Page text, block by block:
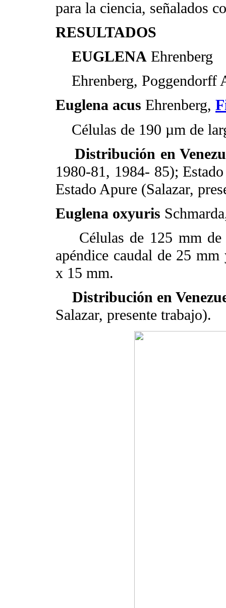
para la ciencia, señalados
RESULTADOS
EUGLENA Ehrenberg
Ehrenberg, Poggendorff
Euglena acus Ehrenberg,
Células de 190 µm de
Distribución en
1980-81, 1984- 85);
Estado Apure (Salazar,
Euglena oxyuris
Células de 125 mm de
apéndice caudal de 25
x 15 mm.
Distribución en
Salazar, presente trabajo).